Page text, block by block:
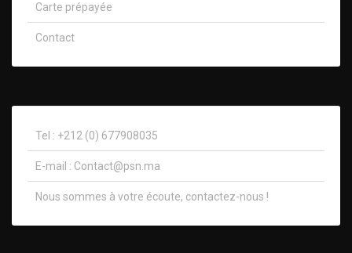
Carte prépayée
Contact
Tel : +212 (0) 677908035
E-mail : Contact@psn.ma
Nous sommes à votre écoute, contactez-nous !​